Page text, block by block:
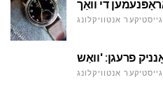
גייסטיקער אנטוויקלונג
גייסטיקער אנטוויקלונג